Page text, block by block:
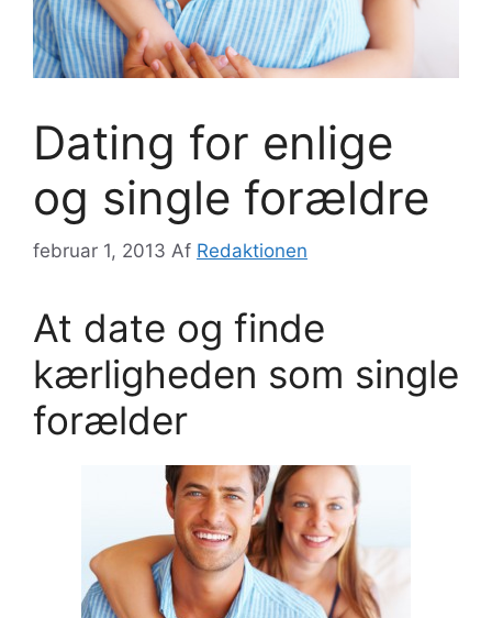
Dating for enlige
og single forældre
februar 1, 2013 Af Redaktionen
At date og finde
kærligheden som single
forælder